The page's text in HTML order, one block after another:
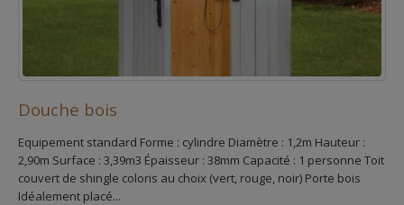
Douche bois
Equipement standard Forme : cylindre Diamètre : 1,2m Hauteur :
2,90m Surface : 3,39m3 Épaisseur : 38mm Capacité : 1 personne Toit
couvert de shingle coloris au choix (vert, rouge, noir) Porte bois
Idéalement placé...